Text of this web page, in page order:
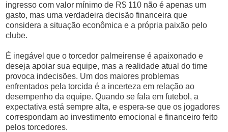
ingresso com valor mínimo de R$ 110 não é apenas um
gasto, mas uma verdadeira decisão financeira que
considera a situação econômica e a própria paixão pelo
clube.
É inegável que o torcedor palmeirense é apaixonado e
deseja apoiar sua equipe, mas a realidade atual do time
provoca indecisões. Um dos maiores problemas
enfrentados pela torcida é a incerteza em relação ao
desempenho da equipe. Quando se fala em futebol, a
expectativa está sempre alta, e espera-se que os jogadores
correspondam ao investimento emocional e financeiro feito
pelos torcedores.